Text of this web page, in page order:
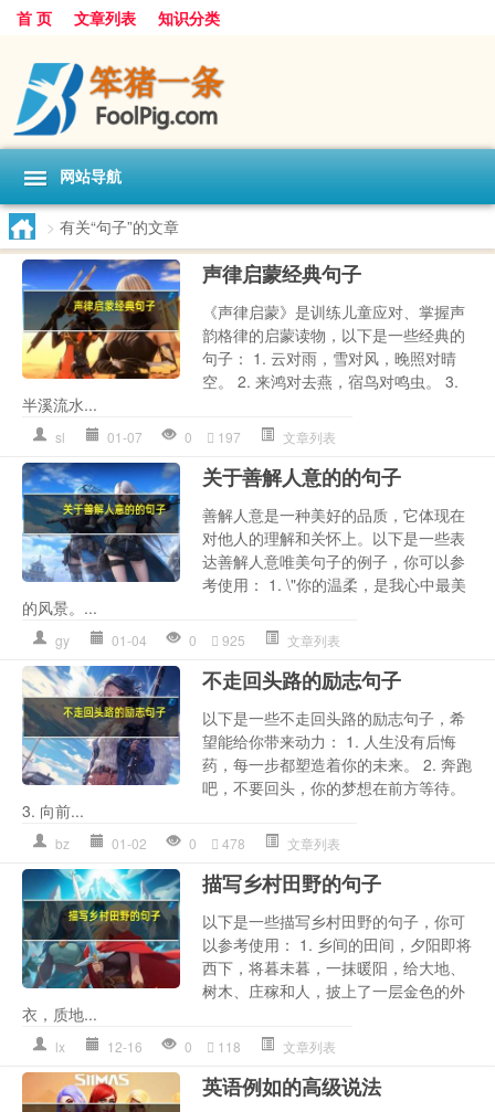
首 页 文章列表 知识分类
网站导航
> 有关“句子”的文章
声律启蒙经典句子
《声律启蒙》是训练儿童应对、掌握声
韵格律的启蒙读物，以下是一些经典的
句子： 1. 云对雨，雪对风，晚照对晴
空。 2. 来鸿对去燕，宿鸟对鸣虫。 3.
半溪流水...
sl 01-07 0 197 文章列表
关于善解人意的的句子
善解人意是一种美好的品质，它体现在
对他人的理解和关怀上。以下是一些表
达善解人意唯美句子的例子，你可以参
考使用： 1. \"你的温柔，是我心中最美
的风景。...
gy 01-04 0 925 文章列表
不走回头路的励志句子
以下是一些不走回头路的励志句子，希
望能给你带来动力： 1. 人生没有后悔
药，每一步都塑造着你的未来。 2. 奔跑
吧，不要回头，你的梦想在前方等待。
3. 向前...
bz 01-02 0 478 文章列表
描写乡村田野的句子
以下是一些描写乡村田野的句子，你可
以参考使用： 1. 乡间的田间，夕阳即将
西下，将暮未暮，一抹暖阳，给大地、
树木、庄稼和人，披上了一层金色的外
衣，质地...
lx 12-16 0 118 文章列表
英语例如的高级说法